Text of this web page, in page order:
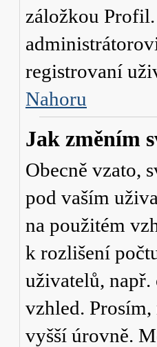
záložkou
registrovaní
Nahoru
Jak změním
Obecně vzato,
pod vaším
na použitém
k rozlišení
uživatelů,
vzhled.
vyšší úrovně.